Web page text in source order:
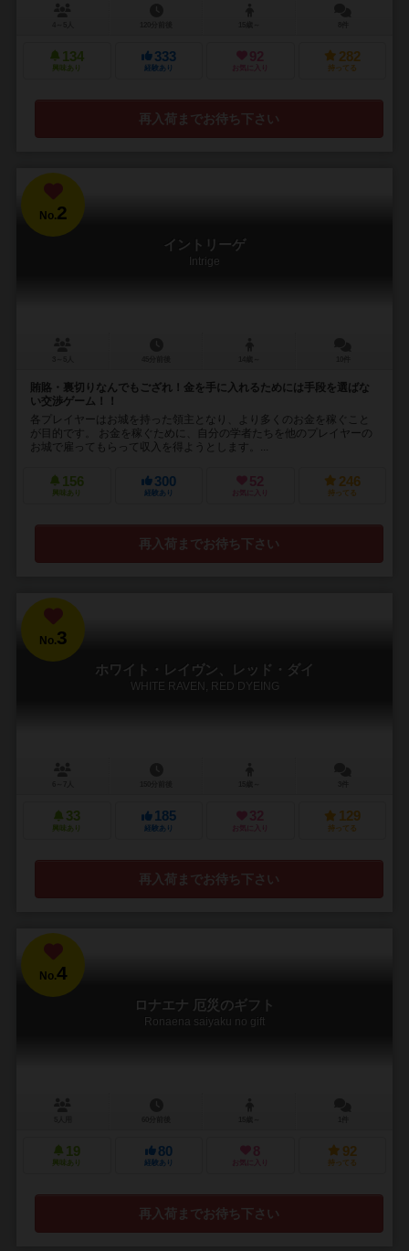
134
興味あり
333
経験あり
92
お気に入り
282
持ってる
再入荷までお待ち下さい
No.2
イントリーゲ
Intrige
賄賂・裏切りなんでもござれ！金を手に入れるためには手段を選ばな
い交渉ゲーム！！
各プレイヤーはお城を持った領主となり、より多くのお金を稼ぐこと
が目的です。 お金を稼ぐために、自分の学者たちを他のプレイヤーの
お城で雇ってもらって収入を得ようとします。...
156
興味あり
300
経験あり
52
お気に入り
246
持ってる
再入荷までお待ち下さい
No.3
ホワイト・レイヴン、レッド・ダイ
WHITE RAVEN, RED DYEING
33
興味あり
185
経験あり
32
お気に入り
129
持ってる
再入荷までお待ち下さい
No.4
ロナエナ 厄災のギフト
Ronaena saiyaku no gift
19
興味あり
80
経験あり
8
お気に入り
92
持ってる
再入荷までお待ち下さい